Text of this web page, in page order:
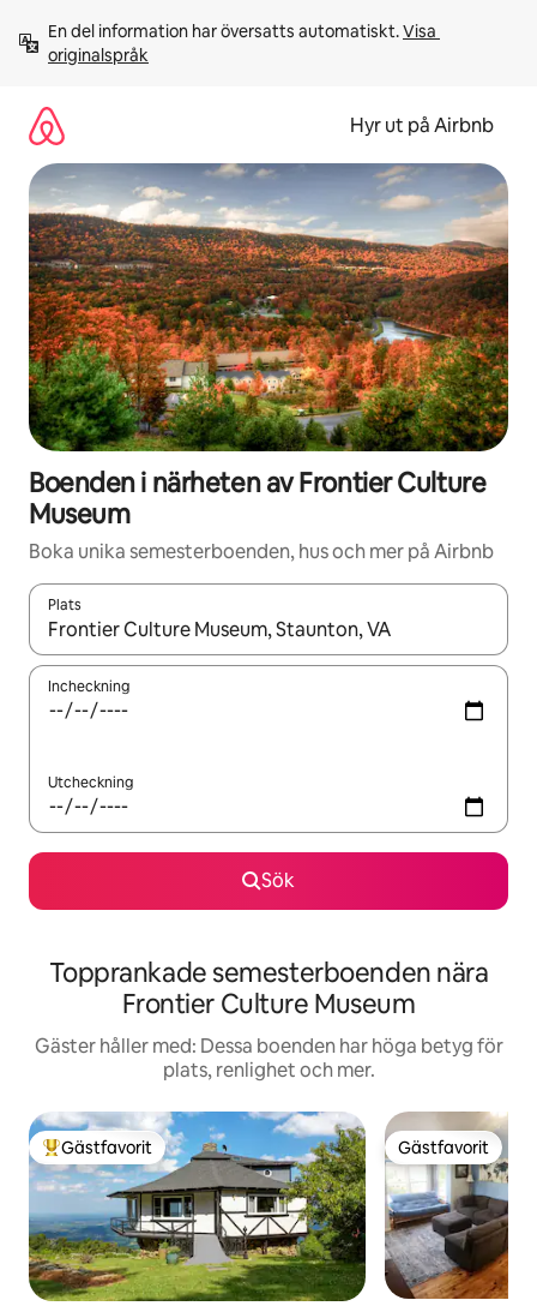
innehåll
En del information har översatts automatiskt. Visa
originalspråk
Hyr ut på Airbnb
Boenden i närheten av Frontier Culture
Museum
Boka unika semesterboenden, hus och mer på Airbnb
Plats
När resultaten är tillgängliga kan du navigera med upp- och
Incheckning
Utcheckning
Sök
Topprankade semesterboenden nära
Frontier Culture Museum
Gäster håller med: Dessa boenden har höga betyg för
plats, renlighet och mer.
Populär gästfavorit
Gästfavorit Gästfavorit
Gästfavorit